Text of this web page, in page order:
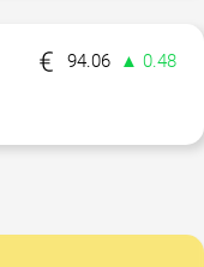
94.06
▲ 0.48